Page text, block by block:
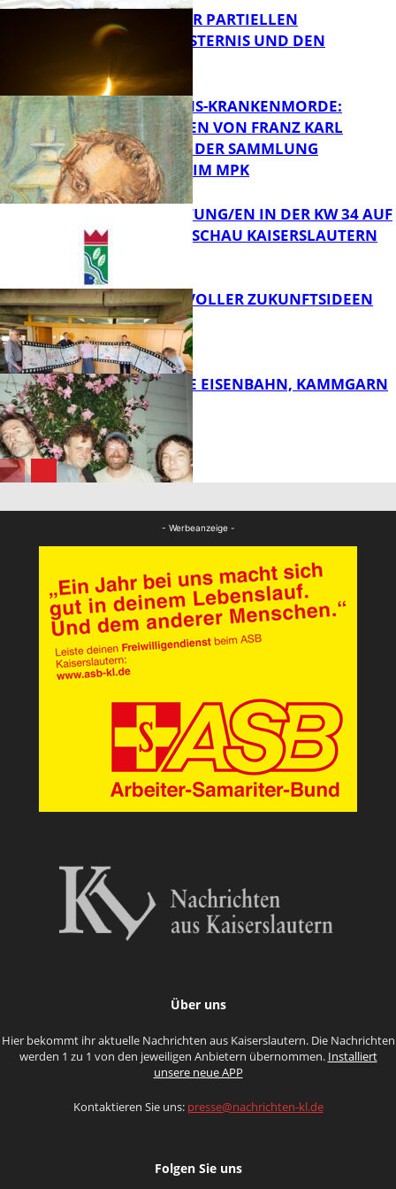
Bildung
VORTRAG ZUR PARTIELLEN
SONNENFINSTERNIS UND DEN
PERSEIDEN
OPFER DER NS-KRANKENMORDE:
ZEICHNUNGEN VON FRANZ KARL
BÜHLER AUS DER SAMMLUNG
PRINZHORN IM MPK
FB Kultur
VERANSTALTUNG/EN IN DER KW 34 AUF
DER GARTENSCHAU KAISERSLAUTERN
FB Kultur
FILMROLLE VOLLER ZUKUNFTSIDEEN
DIE HÖCHSTE EISENBAHN, KAMMGARN
- Werbeanzeige -
Über uns
Hier bekommt ihr aktuelle Nachrichten aus Kaiserslautern. Die Nachrichten
werden 1 zu 1 von den jeweiligen Anbietern übernommen. Installiert
unsere neue APP
Kontaktieren Sie uns: presse@nachrichten-kl.de
Folgen Sie uns